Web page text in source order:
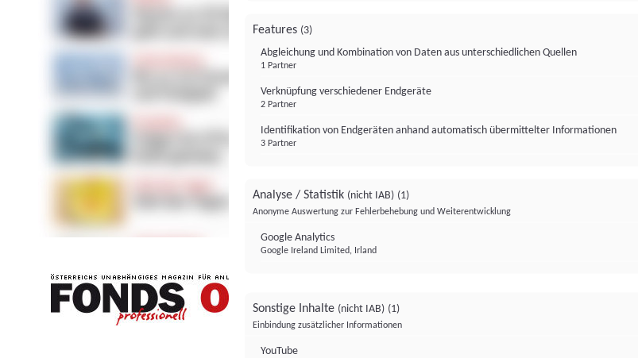
Features (3)
Abgleichung und Kombination von Daten aus unterschiedlichen Quellen
1 Partner
Verknüpfung verschiedener Endgeräte
2 Partner
Identifikation von Endgeräten anhand automatisch übermittelter Informationen
3 Partner
Analyse / Statistik (nicht IAB) (1)
Anonyme Auswertung zur Fehlerbehebung und Weiterentwicklung
Google Analytics
Google Ireland Limited, Irland
Sonstige Inhalte (nicht IAB) (1)
Einbindung zusätzlicher Informationen
YouTube